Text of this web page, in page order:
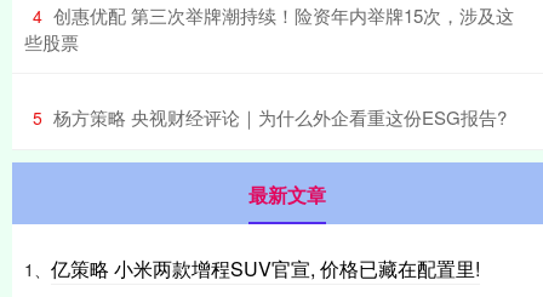
4 ​创惠优配 第三次举牌潮持续！险资年内举牌15次，涉及这
些股票
5 ​杨方策略 央视财经评论｜为什么外企看重这份ESG报告?
最新文章
1、 亿策略 小米两款增程SUV官宣, 价格已藏在配置里!